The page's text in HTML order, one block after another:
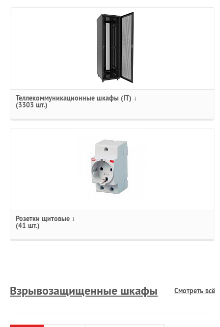
Теллекоммуникационные шкафы (IT) ↓
(3303 шт.)
Розетки щитовые ↓
(41 шт.)
Взрывозащищенные шкафы Смотреть всё